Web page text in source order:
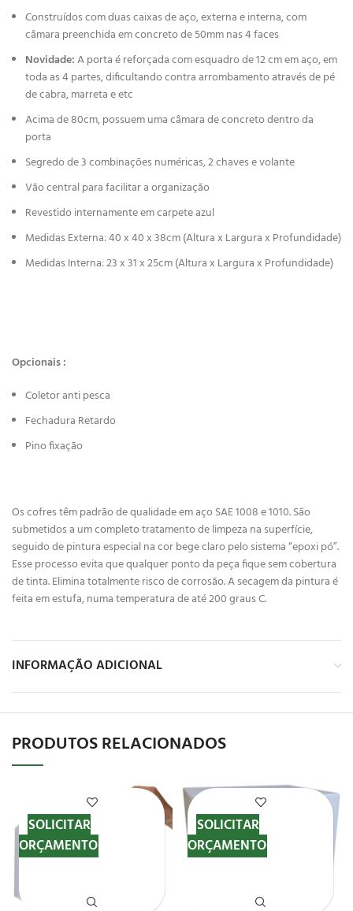
Construídos com duas caixas de aço, externa e interna, com
câmara preenchida em concreto de 50mm nas 4 faces
Novidade:A porta é reforçada com esquadro de 12 cm em aço, em
toda as 4 partes, dificultando contra arrombamento através de pé
de cabra, marreta e etc
Acima de 80cm, possuem uma câmara de concreto dentro da
porta
Segredo de 3 combinações numéricas, 2 chaves e volante
Vão central para facilitar a organização
Revestido internamente em carpete azul
Medidas Externa: 40 x 40 x 38cm (Altura x Largura x Profundidade)
Medidas Interna: 23 x 31 x 25cm (Altura x Largura x Profundidade)
Opcionais :
Coletor anti pesca
Fechadura Retardo
Pino fixação
Os cofres têm padrão de qualidade em aço SAE 1008 e 1010. São
submetidos a um completo tratamento de limpeza na superfície,
seguido de pintura especial na cor bege claro pelo sistema “epoxi pó”.
Esse processo evita que qualquer ponto da peça fique sem cobertura
de tinta. Elimina totalmente risco de corrosão. A secagem da pintura é
feita em estufa, numa temperatura de até 200 graus C.
INFORMAÇÃO ADICIONAL
PRODUTOS RELACIONADOS
SOLICITAR
ORÇAMENTO
SOLICITAR
ORÇAMENTO